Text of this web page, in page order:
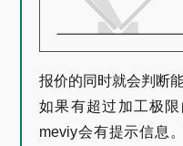
报价的同时就会判断
如果有超过加工极
meviy会有提示信息